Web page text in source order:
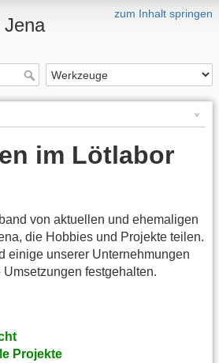
zum Inhalt springen
Jena
im Lötlabor
von aktuellen und ehemaligen
die Hobbies und Projekte teilen.
einige unserer Unternehmungen
festgehalten.
Projekte